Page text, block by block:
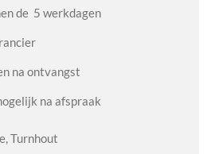
de 5 werkdagen
na ontvangst
na afspraak
Turnhout